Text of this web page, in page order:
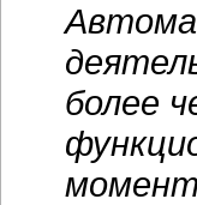
более